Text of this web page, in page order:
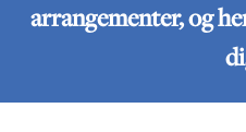
arrangementer, og